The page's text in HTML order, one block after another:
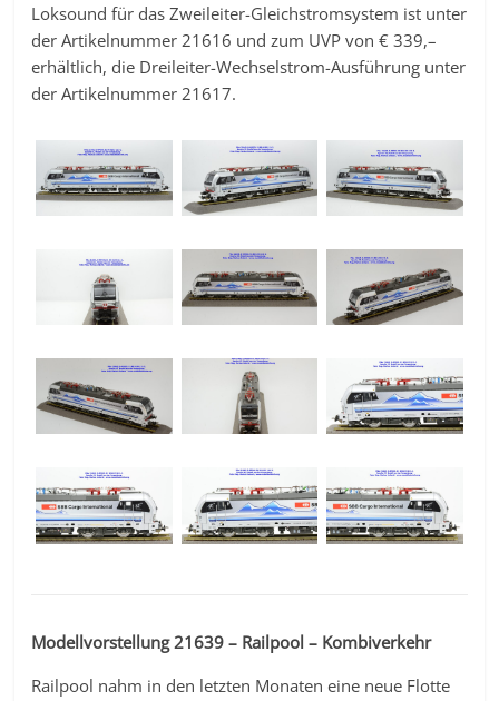
Loksound für das Zweileiter-Gleichstromsystem ist unter
der Artikelnummer 21616 und zum UVP von € 339,–
erhältlich, die Dreileiter-Wechselstrom-Ausführung unter
der Artikelnummer 21617.
Modellvorstellung 21639 – Railpool – Kombiverkehr
Railpool nahm in den letzten Monaten eine neue Flotte